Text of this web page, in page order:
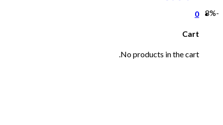
0
Cart
No products in the cart.
-8%